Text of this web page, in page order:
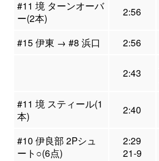
#11 境 ターンオーバ
ー(2本)
2:56
#15 伊東 → #8 浜口 2:56
2:43
#11 境 スティール(1
本)
2:40
#10 伊良部 2Pシュ
ート○(6点)
2:29
21-9